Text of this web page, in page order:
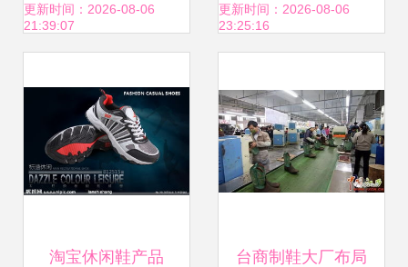
懂用心的疯子与卖
更新时间：2026-08-06
21:39:07
南助你选对鞋
更新时间：2026-08-06
23:25:16
淘宝休闲鞋产品 台商制鞋大厂布局